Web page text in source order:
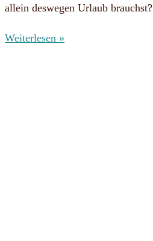
allein deswegen Urlaub brauchst?
Weiterlesen »